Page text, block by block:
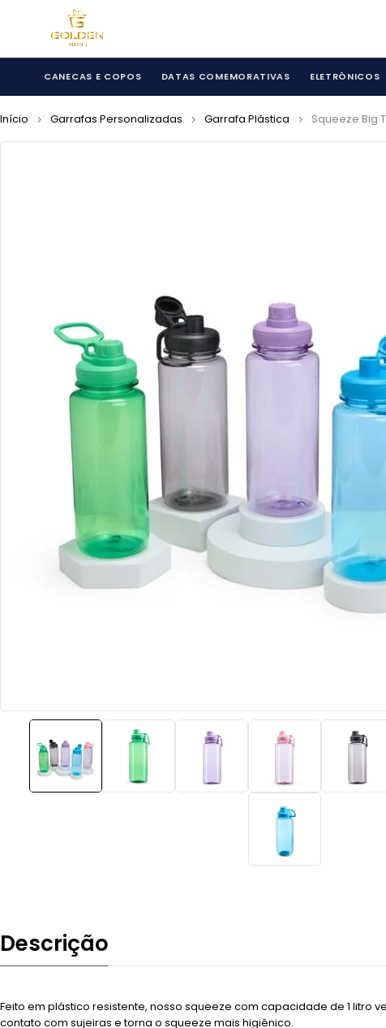
CANECAS E COPOS DATAS COMEMORATIVAS ELETRÔNICOS
Início Garrafas Personalizadas Garrafa Plástica Squeeze Big
Descrição
Feito em plástico resistente, nosso squeeze com capacidade de 1
contato com sujeiras e torna o squeeze mais higiênico.